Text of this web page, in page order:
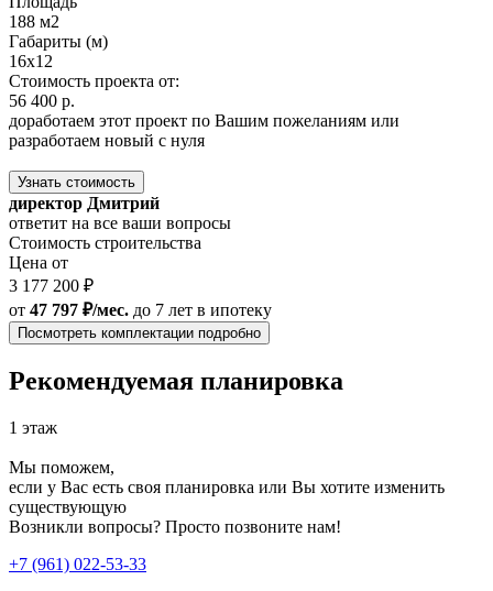
188 м2
Габариты (м)
16x12
Стоимость проекта от:
56 400 р.
доработаем этот проект по Вашим пожеланиям или
разработаем новый с нуля
Узнать стоимость
директор Дмитрий
ответит на все ваши вопросы
Стоимость строительства
Цена от
3 177 200 ₽
от 47 797 ₽/мес. до 7 лет в ипотеку
Посмотреть комплектации подробно
Рекомендуемая планировка
1 этаж
Мы поможем,
если у Вас есть своя планировка или Вы хотите изменить
существующую
Возникли вопросы? Просто позвоните нам!
+7 (961) 022-53-33